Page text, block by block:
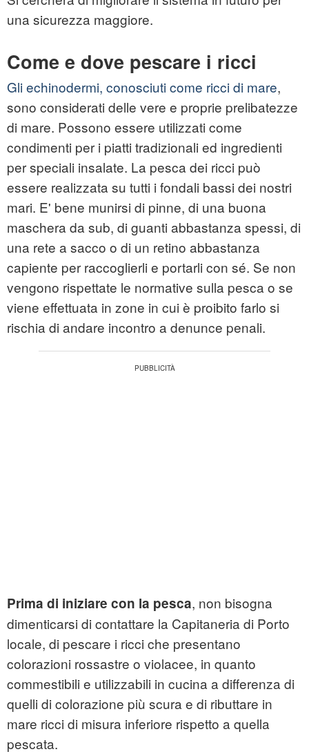
una sicurezza maggiore.
Come e dove pescare i ricci
Gli echinodermi, conosciuti come ricci di mare,
sono considerati delle vere e proprie prelibatezze
di mare. Possono essere utilizzati come
condimenti per i piatti tradizionali ed ingredienti
per speciali insalate. La pesca dei ricci può
essere realizzata su tutti i fondali bassi dei nostri
mari. E' bene munirsi di pinne, di una buona
maschera da sub, di guanti abbastanza spessi, di
una rete a sacco o di un retino abbastanza
capiente per raccoglierli e portarli con sé. Se non
vengono rispettate le normative sulla pesca o se
viene effettuata in zone in cui è proibito farlo si
rischia di andare incontro a denunce penali.
Prima di iniziare con la pesca, non bisogna
dimenticarsi di contattare la Capitaneria di Porto
locale, di pescare i ricci che presentano
colorazioni rossastre o violacee, in quanto
commestibili e utilizzabili in cucina a differenza di
quelli di colorazione più scura e di ributtare in
mare ricci di misura inferiore rispetto a quella
pescata.